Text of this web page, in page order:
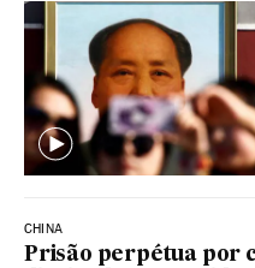
CHINA
Prisão perpétua por